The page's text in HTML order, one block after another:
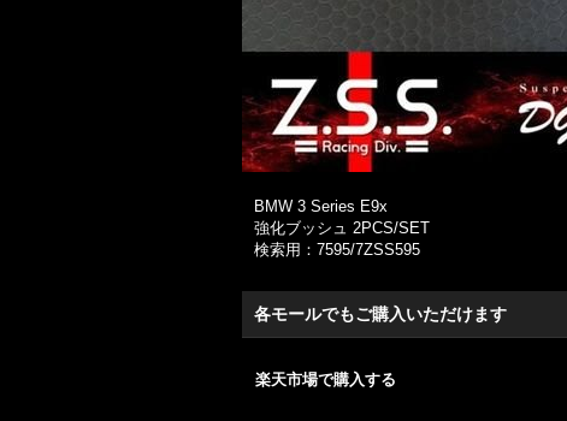
BMW 3 Series E9x
強化ブッシュ 2PCS/SET
検索用：7595/7ZSS595
各モールでもご購入いただけます
楽天市場で購入する